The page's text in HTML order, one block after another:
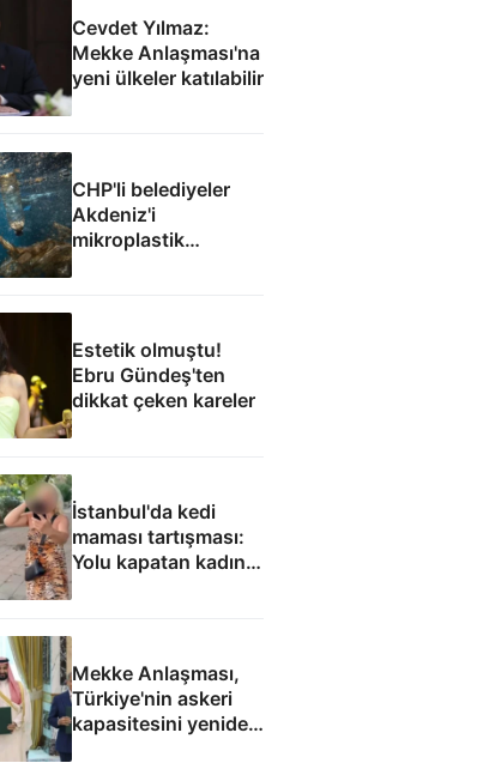
Cevdet Yılmaz:
Mekke Anlaşması'na
yeni ülkeler katılabilir
CHP'li belediyeler
Akdeniz'i
mikroplastik
felaketine teslim etti
Estetik olmuştu!
Ebru Gündeş'ten
dikkat çeken kareler
İstanbul'da kedi
maması tartışması:
Yolu kapatan kadın
gözaltında
Mekke Anlaşması,
Türkiye'nin askeri
kapasitesini yeniden
uluslararası